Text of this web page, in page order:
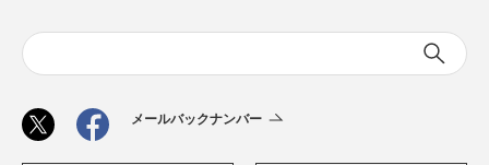
メールバックナンバー